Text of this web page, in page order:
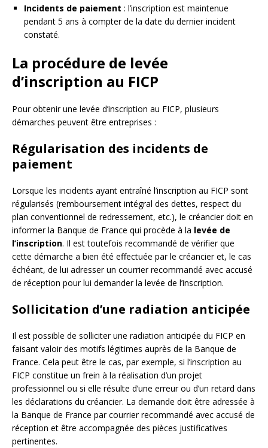
Incidents de paiement : l’inscription est maintenue
pendant 5 ans à compter de la date du dernier incident
constaté.
La procédure de levée
d’inscription au FICP
Pour obtenir une levée d’inscription au FICP, plusieurs
démarches peuvent être entreprises :
Régularisation des incidents de
paiement
Lorsque les incidents ayant entraîné l’inscription au FICP sont
régularisés (remboursement intégral des dettes, respect du
plan conventionnel de redressement, etc.), le créancier doit en
informer la Banque de France qui procède à la levée de
l’inscription. Il est toutefois recommandé de vérifier que
cette démarche a bien été effectuée par le créancier et, le cas
échéant, de lui adresser un courrier recommandé avec accusé
de réception pour lui demander la levée de l’inscription.
Sollicitation d’une radiation anticipée
Il est possible de solliciter une radiation anticipée du FICP en
faisant valoir des motifs légitimes auprès de la Banque de
France. Cela peut être le cas, par exemple, si l’inscription au
FICP constitue un frein à la réalisation d’un projet
professionnel ou si elle résulte d’une erreur ou d’un retard dans
les déclarations du créancier. La demande doit être adressée à
la Banque de France par courrier recommandé avec accusé de
réception et être accompagnée des pièces justificatives
pertinentes.